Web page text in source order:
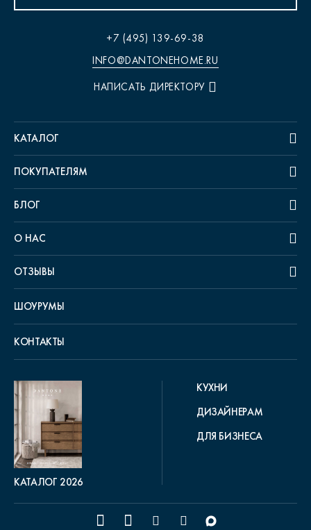
+7 (495) 139-69-38
INFO@DANTONEHOME.RU
НАПИСАТЬ ДИРЕКТОРУ
КАТАЛОГ
ПОКУПАТЕЛЯМ
БЛОГ
О НАС
ОТЗЫВЫ
ШОУРУМЫ
КОНТАКТЫ
КАТАЛОГ 2026
КУХНИ
ДИЗАЙНЕРАМ
ДЛЯ БИЗНЕСА